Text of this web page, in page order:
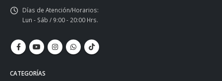
Días de Atención/Horarios:
Lun - Sáb / 9:00 - 20:00 Hrs.
CATEGORÍAS